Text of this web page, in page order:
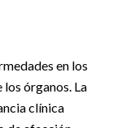
en los
órganos. La
clínica